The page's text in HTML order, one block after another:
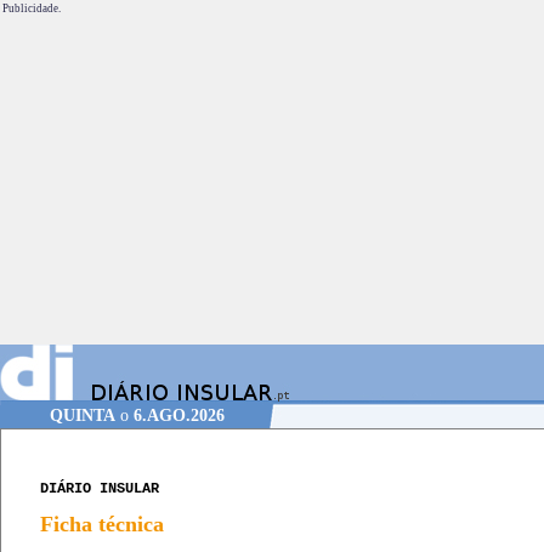
Publicidade.
QUINTAo 6.AGO.2026
DIÁRIO INSULAR
Ficha técnica